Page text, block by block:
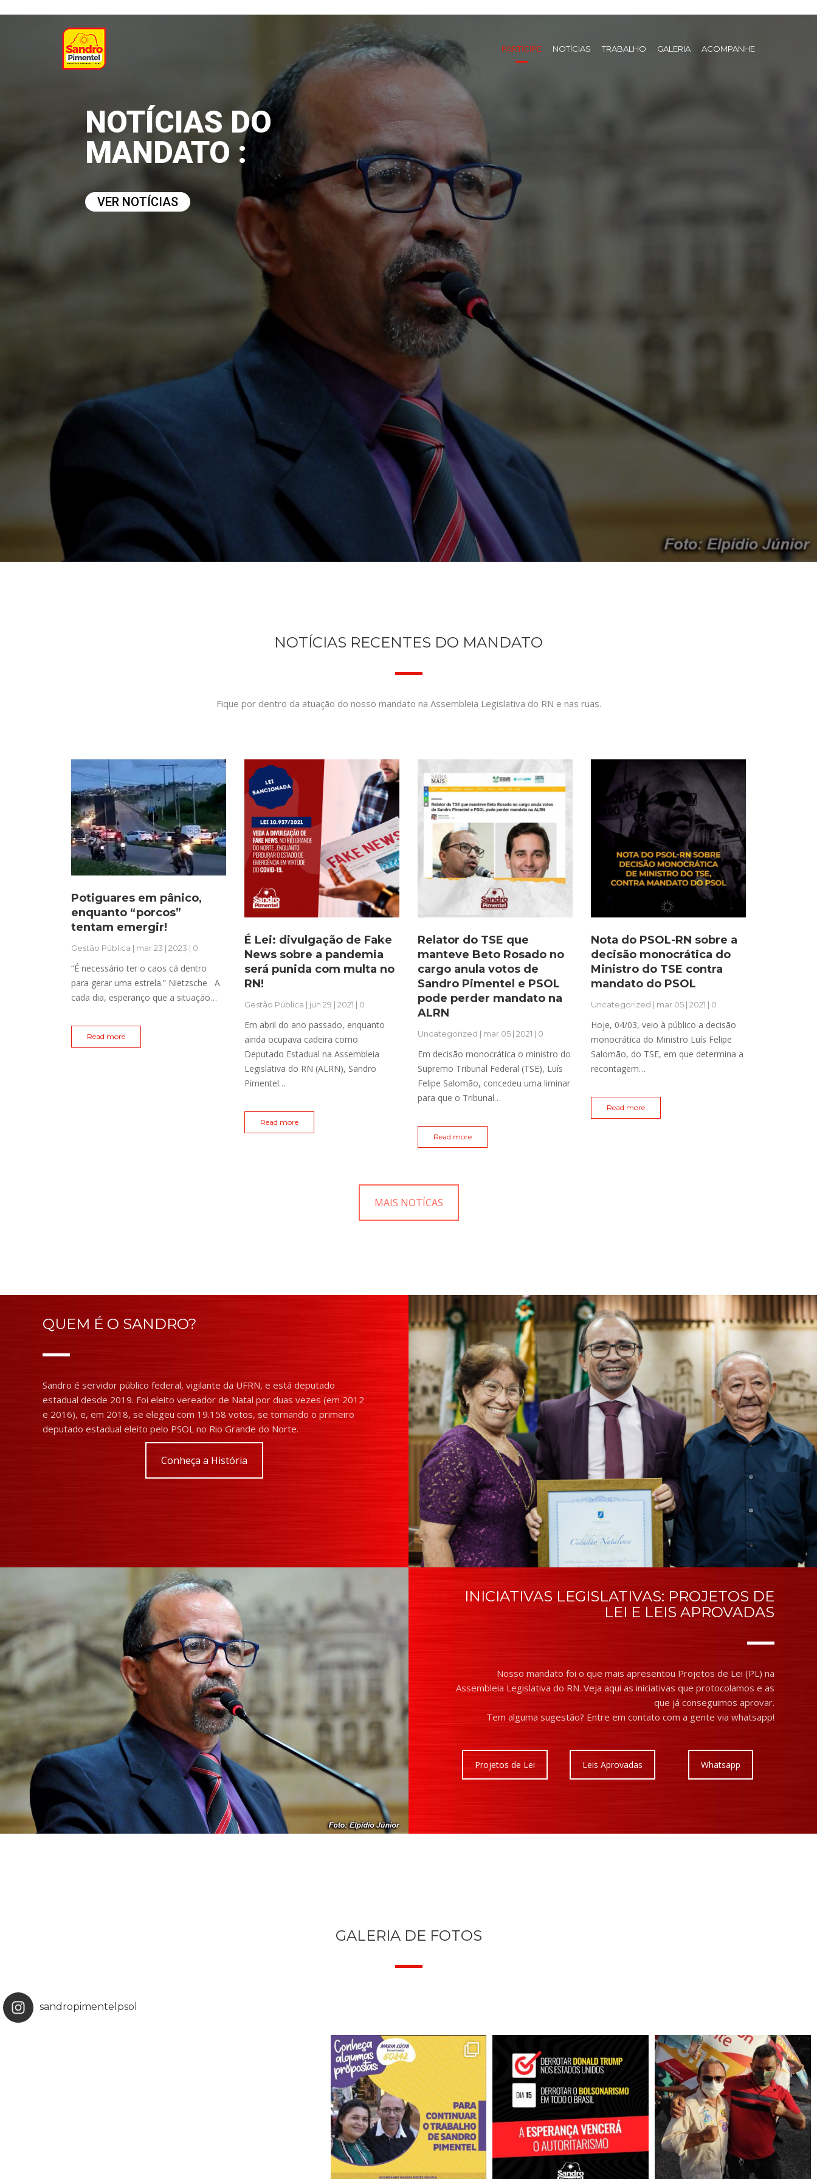
PARTICIPE NOTÍCIAS TRABALHO GALERIA ACOMPANHE
NOTÍCIAS DO
MANDATO :
VER NOTÍCIAS
NOTÍCIAS RECENTES DO MANDATO
Fique por dentro da atuação do nosso mandato na Assembleia Legislativa do RN e nas ruas.
Potiguares em pânico,
enquanto “porcos”
tentam emergir!
Gestão Pública | mar 23 | 2023 | 0
“É necessário ter o caos cá dentro
para gerar uma estrela.” Nietzsche A
cada dia, esperanço que a situação…
Read more
É Lei: divulgação de Fake
News sobre a pandemia
será punida com multa no
RN!
Gestão Pública | jun 29 | 2021 | 0
Em abril do ano passado, enquanto
ainda ocupava cadeira como
Deputado Estadual na Assembleia
Legislativa do RN (ALRN), Sandro
Pimentel…
Read more
Relator do TSE que
manteve Beto Rosado no
cargo anula votos de
Sandro Pimentel e PSOL
pode perder mandato na
ALRN
Uncategorized | mar 05 | 2021 | 0
Em decisão monocrática o ministro do
Supremo Tribunal Federal (TSE), Luís
Felipe Salomão, concedeu uma liminar
para que o Tribunal…
Read more
Nota do PSOL-RN sobre a
decisão monocrática do
Ministro do TSE contra
mandato do PSOL
Uncategorized | mar 05 | 2021 | 0
Hoje, 04/03, veio à público a decisão
monocrática do Ministro Luís Felipe
Salomão, do TSE, em que determina a
recontagem…
Read more
MAIS NOTÍCAS
QUEM É O SANDRO?
Sandro é servidor público federal, vigilante da UFRN, e está deputado
estadual desde 2019. Foi eleito vereador de Natal por duas vezes (em 2012
e 2016), e, em 2018, se elegeu com 19.158 votos, se tornando o primeiro
deputado estadual eleito pelo PSOL no Rio Grande do Norte.
Conheça a História
INICIATIVAS LEGISLATIVAS: PROJETOS DE
LEI E LEIS APROVADAS
Nosso mandato foi o que mais apresentou Projetos de Lei (PL) na
Assembleia Legislativa do RN. Veja aqui as iniciativas que protocolamos e as
que já conseguimos aprovar.
Tem alguma sugestão? Entre em contato com a gente via whatsapp!
Projetos de Lei Leis Aprovadas Whatsapp
GALERIA DE FOTOS
sandropimentelpsol